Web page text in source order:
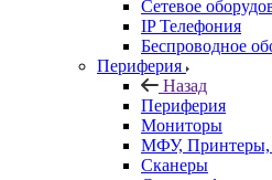
Сетевое
IP Телефония
Беспроводное
Периферия
Назад
Периферия
Мониторы
МФУ,
Сканеры